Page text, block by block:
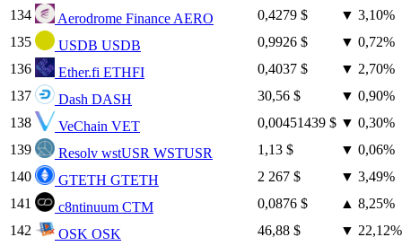
134
Aerodrome Finance AERO 0,4279 $ ▼ 3,10%
135
USDB USDB 0,9926 $ ▼ 0,72%
136
Ether.fi ETHFI 0,4037 $ ▼ 2,70%
137
Dash DASH 30,56 $ ▼ 0,90%
138
VeChain VET 0,00451439 $ ▼ 0,30%
139
Resolv wstUSR WSTUSR 1,13 $ ▼ 0,06%
140
GTETH GTETH 2 267 $ ▼ 3,49%
141
c8ntinuum CTM 0,0876 $ ▲ 8,25%
142
OSK OSK 46,88 $ ▼ 22,12%